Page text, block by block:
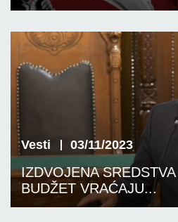
Vesti 03/11/2023
IZDVOJENA
BUDŽET VRAĆAJU...